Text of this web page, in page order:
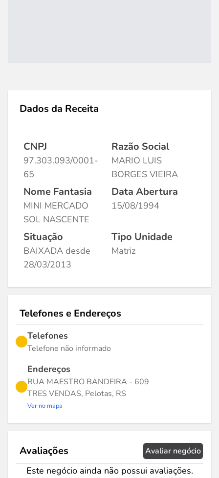
Dados da Receita
CNPJ
97.303.093/0001-
65
Razão Social
MARIO LUIS
BORGES VIEIRA
Nome Fantasia
MINI MERCADO
SOL NASCENTE
Data Abertura
15/08/1994
Situação
BAIXADA desde
28/03/2013
Tipo Unidade
Matriz
Telefones e Endereços
Telefones
Telefone não informado
Endereços
RUA MAESTRO BANDEIRA - 609
TRES VENDAS, Pelotas, RS
Ver no mapa
Avaliações Avaliar negócio
Este negócio ainda não possui avaliações.